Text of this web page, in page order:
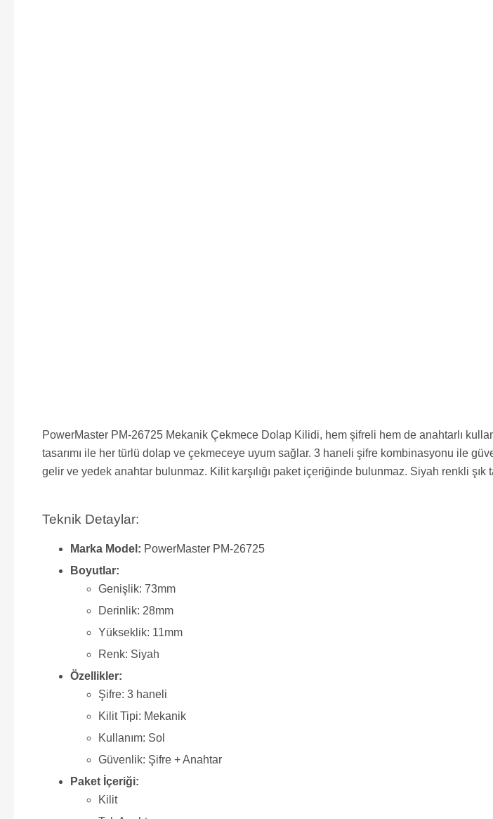
PowerMaster PM-26725 Mekanik Çekmece Dolap Kilidi, hem şifreli hem de anahtarlı
tasarımı ile her türlü dolap ve çekmeceye uyum sağlar. 3 haneli şifre kombinasyonu ile
gelir ve yedek anahtar bulunmaz. Kilit karşılığı paket içeriğinde bulunmaz. Siyah renkli
Teknik Detaylar:
Marka Model: PowerMaster PM-26725
Boyutlar:
Genişlik: 73mm
Derinlik: 28mm
Yükseklik: 11mm
Renk: Siyah
Özellikler:
Şifre: 3 haneli
Kilit Tipi: Mekanik
Kullanım: Sol
Güvenlik: Şifre + Anahtar
Paket İçeriği:
Kilit